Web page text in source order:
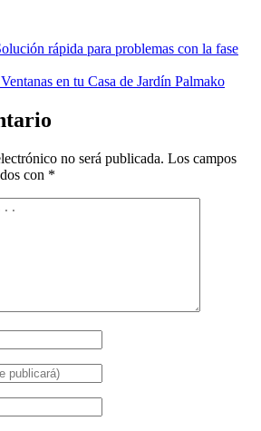
rápida para problemas con la fase
en tu Casa de Jardín Palmako
no será publicada. Los campos
con *